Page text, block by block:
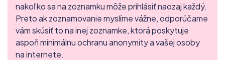
nakoľko sa na zoznamku môže prihlásiť naozaj každý.
Preto ak zoznamovanie myslíme vážne, odporúčame
vám skúsiť to na inej zoznamke, ktorá poskytuje
aspoň minimálnu ochranu anonymity a vašej osoby
na internete.